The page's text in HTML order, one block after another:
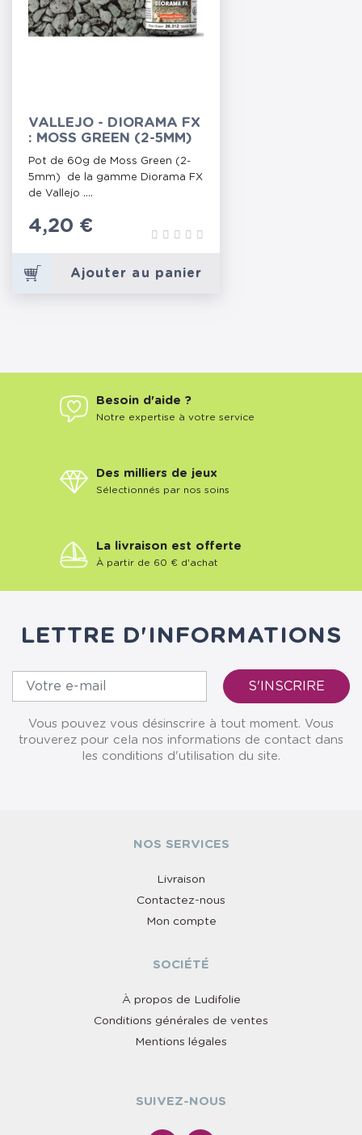
VALLEJO - DIORAMA FX
: MOSS GREEN (2-5MM)
Pot de 60g de Moss Green (2-
5mm) de la gamme Diorama FX
de Vallejo ....
Prix
4,20 €
Ajouter au panier
Besoin d'aide ?
Notre expertise à votre service
Des milliers de jeux
Sélectionnés par nos soins
La livraison est offerte
À partir de 60 € d'achat
LETTRE D'INFORMATIONS
Vous pouvez vous désinscrire à tout moment. Vous
trouverez pour cela nos informations de contact dans
les conditions d'utilisation du site.
NOS SERVICES
Livraison
Contactez-nous
Mon compte
SOCIÉTÉ
À propos de Ludifolie
Conditions générales de ventes
Mentions légales
SUIVEZ-NOUS